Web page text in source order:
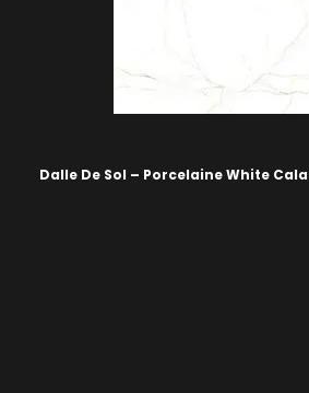
Dalle De Sol – Porcelaine White